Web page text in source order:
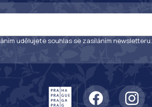
udělujete souhlas se zasíláním newsletteru.